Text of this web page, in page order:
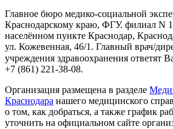
Главное бюро медико-социальной
Краснодарскому краю, ФГУ. филиал N
населённом пункте Краснодар,
ул. Кожевенная, 46/1. Главный врач/
учреждения здравоохранения
+7 (861) 221-38-08.
Организация размещена в разделе
Краснодара нашего медицинского
о том, как добраться, а также график
уточнить на официальном сайте